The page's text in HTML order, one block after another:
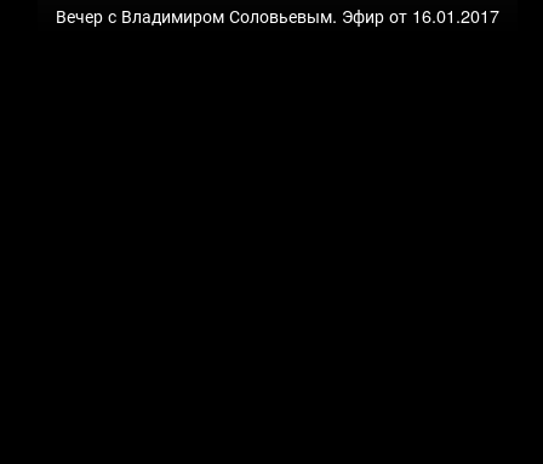
Вечер с Владимиром Соловьевым. Эфир от 16.01.2017